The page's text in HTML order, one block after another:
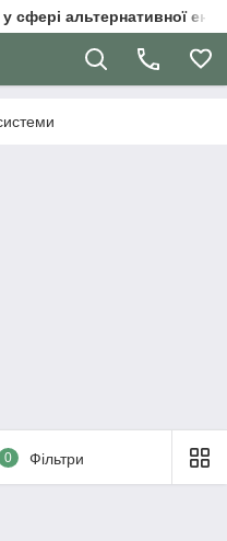
сфері альтернативної
0 Фільтри